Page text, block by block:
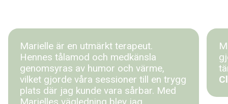
Marielle är en utmärkt terapeut.
Hennes tålamod och medkänsla
genomsyras av humor och värme,
vilket gjorde våra sessioner till en trygg
plats där jag kunde vara sårbar. Med
Marielles vägledning blev jag